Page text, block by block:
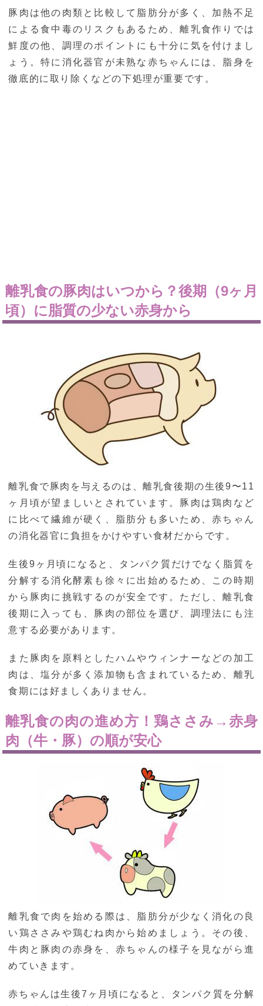
豚肉は他の肉類と比較して脂肪分が多く、加熱不足
による食中毒のリスクもあるため、離乳食作りでは
鮮度の他、調理のポイントにも十分に気を付けまし
ょう。特に消化器官が未熟な赤ちゃんには、脂身を
徹底的に取り除くなどの下処理が重要です。
離乳食の豚肉はいつから？後期（9ヶ月
頃）に脂質の少ない赤身から
離乳食で豚肉を与えるのは、離乳食後期の生後9〜11
ヶ月頃が望ましいとされています。豚肉は鶏肉など
に比べて繊維が硬く、脂肪分も多いため、赤ちゃん
の消化器官に負担をかけやすい食材だからです。
生後9ヶ月頃になると、タンパク質だけでなく脂質を
分解する消化酵素も徐々に出始めるため、この時期
から豚肉に挑戦するのが安全です。ただし、離乳食
後期に入っても、豚肉の部位を選び、調理法にも注
意する必要があります。
また豚肉を原料としたハムやウィンナーなどの加工
肉は、塩分が多く添加物も含まれているため、離乳
食期には好ましくありません。
離乳食の肉の進め方！鶏ささみ→赤身
肉（牛・豚）の順が安心
離乳食で肉を始める際は、脂肪分が少なく消化の良
い鶏ささみや鶏むね肉から始めましょう。その後、
牛肉と豚肉の赤身を、赤ちゃんの様子を見ながら進
めていきます。
赤ちゃんは生後7ヶ月頃になると、タンパク質を分解